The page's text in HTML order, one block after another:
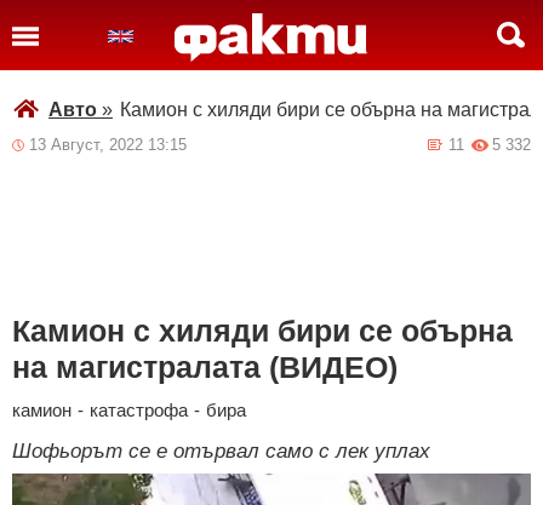
Авто » Камион с хиляди бири се обърна на
13 Август, 2022 13:15 5 332
11
Камион с хиляди бири се обърна
на магистралата (ВИДЕО)
камион - катастрофа - бира
Шофьорът се е отървал само с лек уплах